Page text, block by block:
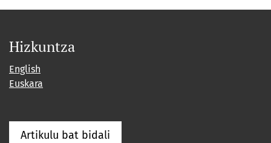
Hizkuntza
English
Euskara
Artikulu bat bidali